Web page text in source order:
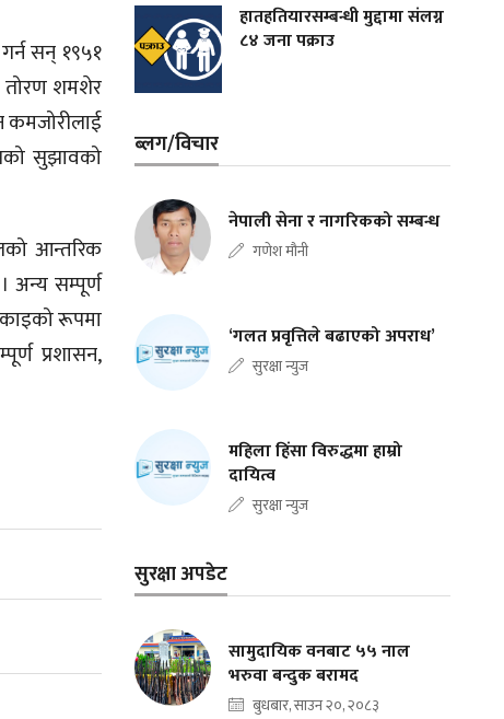
सन् १९५१
। तोरण शमशेर
कमजोरीलाई
सुझावको
आन्तरिक
अन्य सम्पूर्ण
रूपमा
प्रशासन,
हातहतियारसम्बन्धी मुद्दामा संलग्न
८४ जना पक्राउ
ब्लग/विचार
नेपाली सेना र नागरिकको सम्बन्ध
गणेश मौनी
‘गलत प्रवृत्तिले बढाएको अपराध’
सुरक्षा न्युज
महिला हिंसा विरुद्धमा हाम्रो
दायित्व
सुरक्षा न्युज
सुरक्षा अपडेट
सामुदायिक वनबाट ५५ नाल
भरुवा बन्दुक बरामद
बुधबार, साउन २०, २०८३